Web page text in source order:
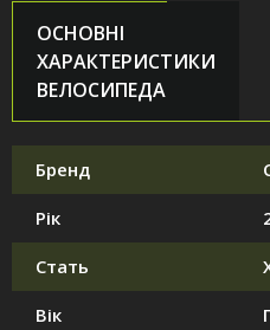
ОСНОВНІ
ХАРАКТЕРИСТИКИ
ВЕЛОСИПЕДА
Бренд
Рік
Стать
Вік